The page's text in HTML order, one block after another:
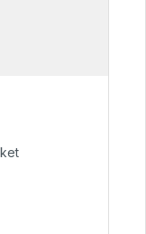
de entrega